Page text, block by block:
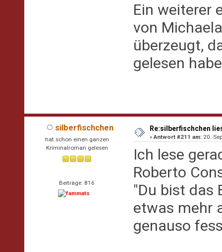
Ein weiterer
von
überzeugt,
gelesen
silberfischchen
hat schon einen ganzen
Kriminalroman gelesen
Beiträge: 816
Re:silberfischchen
«Antwort #211 am: 20.
Ich lese
Roberto
"Du bist das
etwas mehr
genauso